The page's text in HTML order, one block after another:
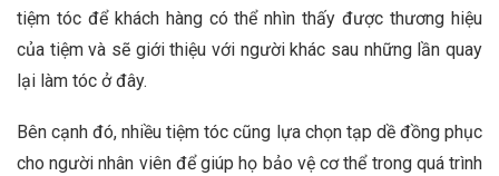
tiệm tóc để khách hàng có thể nhìn thấy được thương hiệu
của tiệm và sẽ giới thiệu với người khác sau những lần quay
lại làm tóc ở đây.
Bên cạnh đó, nhiều tiệm tóc cũng lựa chọn tạp dề đồng phục
cho người nhân viên để giúp họ bảo vệ cơ thể trong quá trình